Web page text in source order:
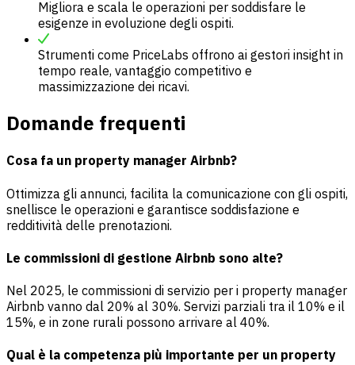
Migliora e scala le operazioni per soddisfare le
esigenze in evoluzione degli ospiti.
Strumenti come PriceLabs offrono ai gestori insight in
tempo reale, vantaggio competitivo e
massimizzazione dei ricavi.
Domande frequenti
Cosa fa un property manager Airbnb?
Ottimizza gli annunci, facilita la comunicazione con gli ospiti,
snellisce le operazioni e garantisce soddisfazione e
redditività delle prenotazioni.
Le commissioni di gestione Airbnb sono alte?
Nel 2025, le commissioni di servizio per i property manager
Airbnb vanno dal 20% al 30%. Servizi parziali tra il 10% e il
15%, e in zone rurali possono arrivare al 40%.
Qual è la competenza più importante per un property